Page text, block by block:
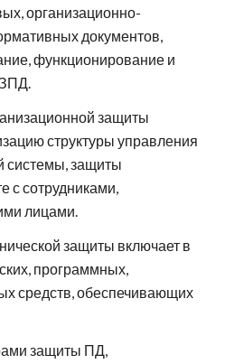
организационно-
документов,
функционирование и
защиты
структуры управления
системы, защиты
с сотрудниками,
лицами.
защиты включает в
программных,
средств, обеспечивающих
защиты ПД,